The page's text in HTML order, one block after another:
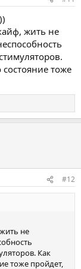
жить не
состояние тоже
#12
не
Как
тоже пройдет,